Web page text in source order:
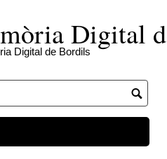
Digital
Digital de Bordils